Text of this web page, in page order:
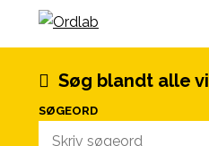
Spring til indhold
Søg blandt alle
SØGEORD